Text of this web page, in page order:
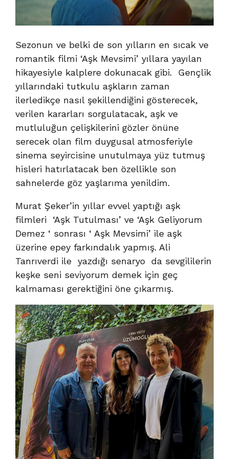
Sezonun ve belki de son yılların en sıcak ve
romantik filmi ‘Aşk Mevsimi’ yıllara yayılan
hikayesiyle kalplere dokunacak gibi. Gençlik
yıllarındaki tutkulu aşkların zaman
ilerledikçe nasıl şekillendiğini gösterecek,
verilen kararları sorgulatacak, aşk ve
mutluluğun çelişkilerini gözler önüne
serecek olan film duygusal atmosferiyle
sinema seyircisine unutulmaya yüz tutmuş
hisleri hatırlatacak ben özellikle son
sahnelerde göz yaşlarıma yenildim.
Murat Şeker’in yıllar evvel yaptığı aşk
filmleri ‘Aşk Tutulması’ ve ‘Aşk Geliyorum
Demez ‘ sonrası ‘ Aşk Mevsimi’ ile aşk
üzerine epey farkındalık yapmış. Ali
Tanrıverdi ile yazdığı senaryo da sevgililerin
keşke seni seviyorum demek için geç
kalmaması gerektiğini öne çıkarmış.